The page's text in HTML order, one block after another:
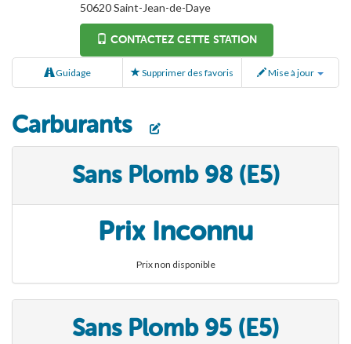
50620Saint-Jean-de-Daye
CONTACTEZ CETTE STATION
Guidage Supprimer des favoris Mise à jour
Carburants
Sans Plomb 98 (E5)
Prix Inconnu
Prix non disponible
Sans Plomb 95 (E5)